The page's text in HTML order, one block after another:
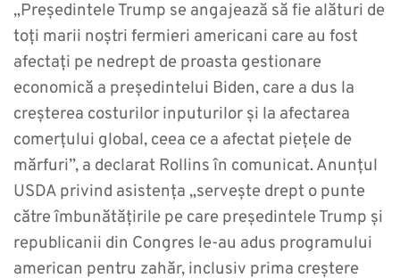
„Președintele Trump se angajează să fie alături de
toți marii noștri fermieri americani care au fost
afectați pe nedrept de proasta gestionare
economică a președintelui Biden, care a dus la
creșterea costurilor inputurilor și la afectarea
comerțului global, ceea ce a afectat piețele de
mărfuri”, a declarat Rollins în comunicat. Anunțul
USDA privind asistența „servește drept o punte
către îmbunătățirile pe care președintele Trump și
republicanii din Congres le-au adus programului
american pentru zahăr, inclusiv prima creștere